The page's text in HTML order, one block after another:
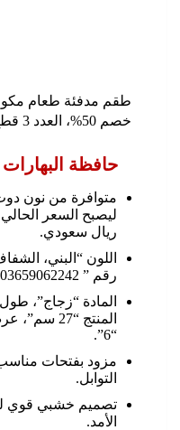
خصم 50%، العدد 3 قطع، اللون الابيض
حافظة البهارات 6 قطع ” ALBERTO”
ريال سعودي.
اللون “البني،
رقم ” 6903659062242″.
“6”.
مزود بفتحات
التوابل.
تصميم خشبي قوي
الأمد.